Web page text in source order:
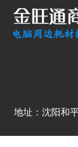
地址：沈阳和